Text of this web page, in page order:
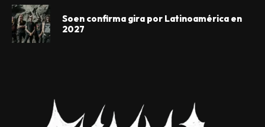
Soen confirma gira por Latinoamérica en
2027